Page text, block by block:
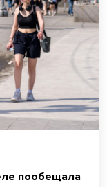
пообещала